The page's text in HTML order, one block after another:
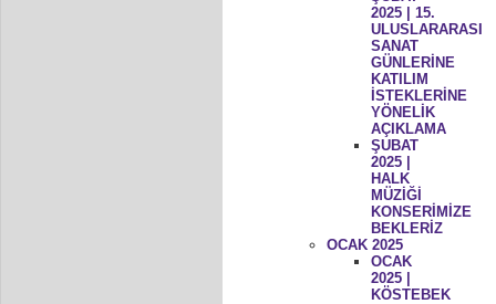
2025 | 15.
ULUSLARARASI
SANAT
GÜNLERİNE
KATILIM
İSTEKLERİNE
YÖNELİK
AÇIKLAMA
ŞUBAT
2025 |
HALK
MÜZİĞİ
KONSERİMİZE
BEKLERİZ
OCAK 2025
OCAK
2025 |
KÖSTEBEK